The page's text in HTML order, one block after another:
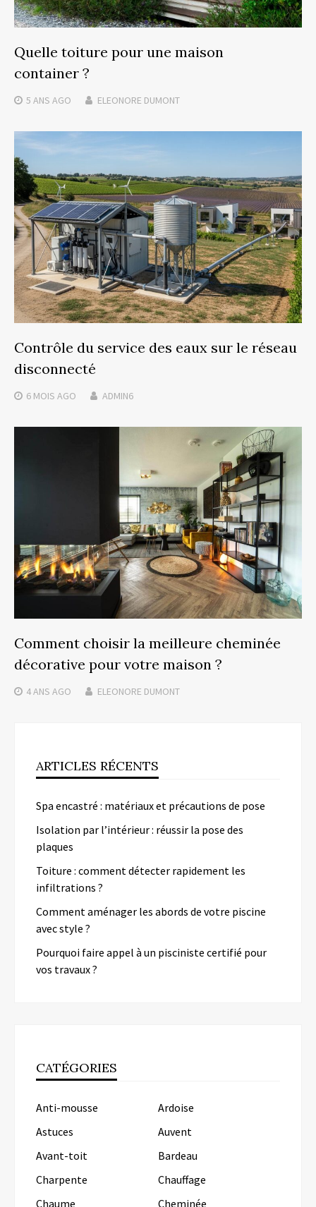
Quelle toiture pour une maison
container ?
5 ANS AGO ELEONORE DUMONT
Contrôle du service des eaux sur le réseau
disconnecté
6 MOIS AGO ADMIN6
Comment choisir la meilleure cheminée
décorative pour votre maison ?
4 ANS AGO ELEONORE DUMONT
ARTICLES RÉCENTS
Spa encastré : matériaux et précautions de pose
Isolation par l’intérieur : réussir la pose des
plaques
Toiture : comment détecter rapidement les
infiltrations ?
Comment aménager les abords de votre piscine
avec style ?
Pourquoi faire appel à un pisciniste certifié pour
vos travaux ?
CATÉGORIES
Anti-mousse
Ardoise
Astuces
Auvent
Avant-toit
Bardeau
Charpente
Chauffage
Chaume
Cheminée